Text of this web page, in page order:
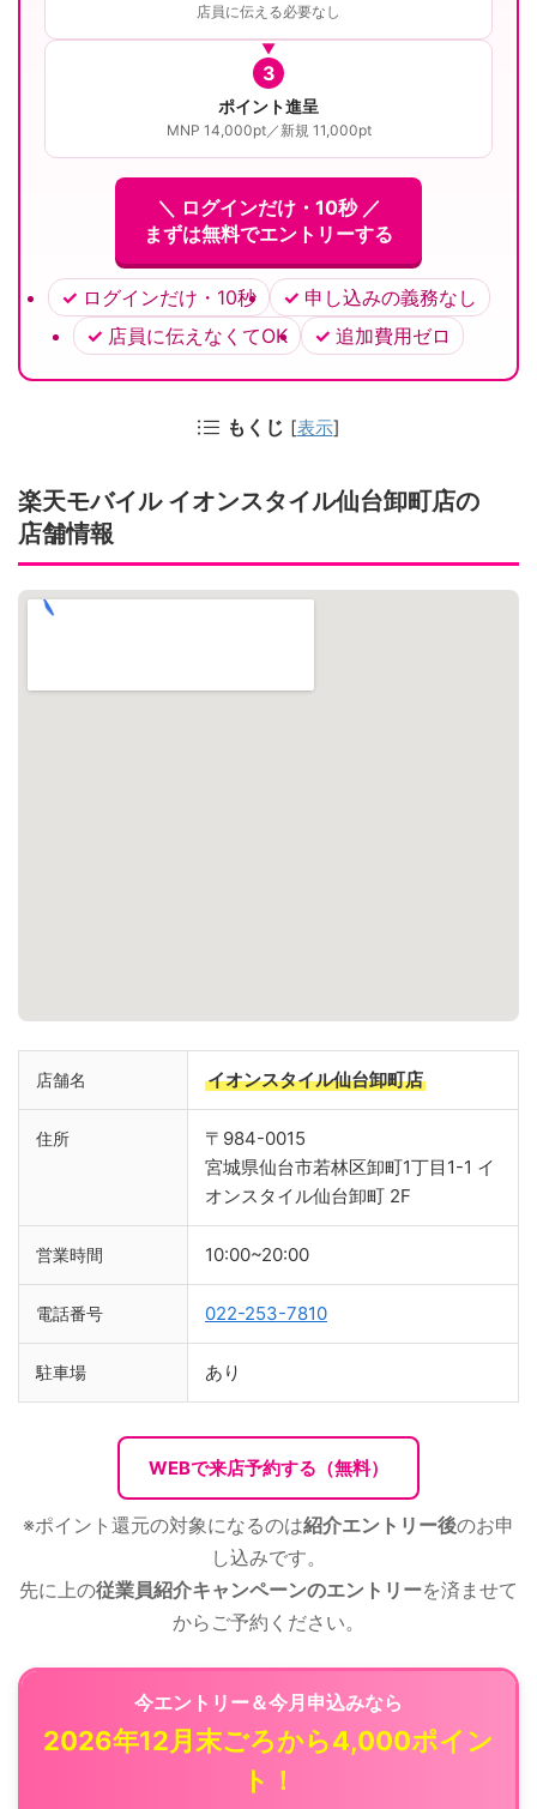
店員に伝える必要なし
3
ポイント進呈
MNP 14,000pt／新規 11,000pt
＼ ログインだけ・10秒 ／
まずは無料でエントリーする
ログインだけ・10秒
申し込みの義務なし
店員に伝えなくてOK
追加費用ゼロ
もくじ [表示]
楽天モバイル イオンスタイル仙台卸町店の
店舗情報
店舗名 イオンスタイル仙台卸町店
住所
〒984-0015
宮城県仙台市若林区卸町1丁目1-1 イ
オンスタイル仙台卸町 2F
営業時間 10:00~20:00
電話番号 022-253-7810
駐車場 あり
WEBで来店予約する（無料）
※ポイント還元の対象になるのは紹介エントリー後のお申
し込みです。
先に上の従業員紹介キャンペーンのエントリーを済ませて
からご予約ください。
今エントリー＆今月申込みなら
2026年12月末ごろから4,000ポイン
ト！